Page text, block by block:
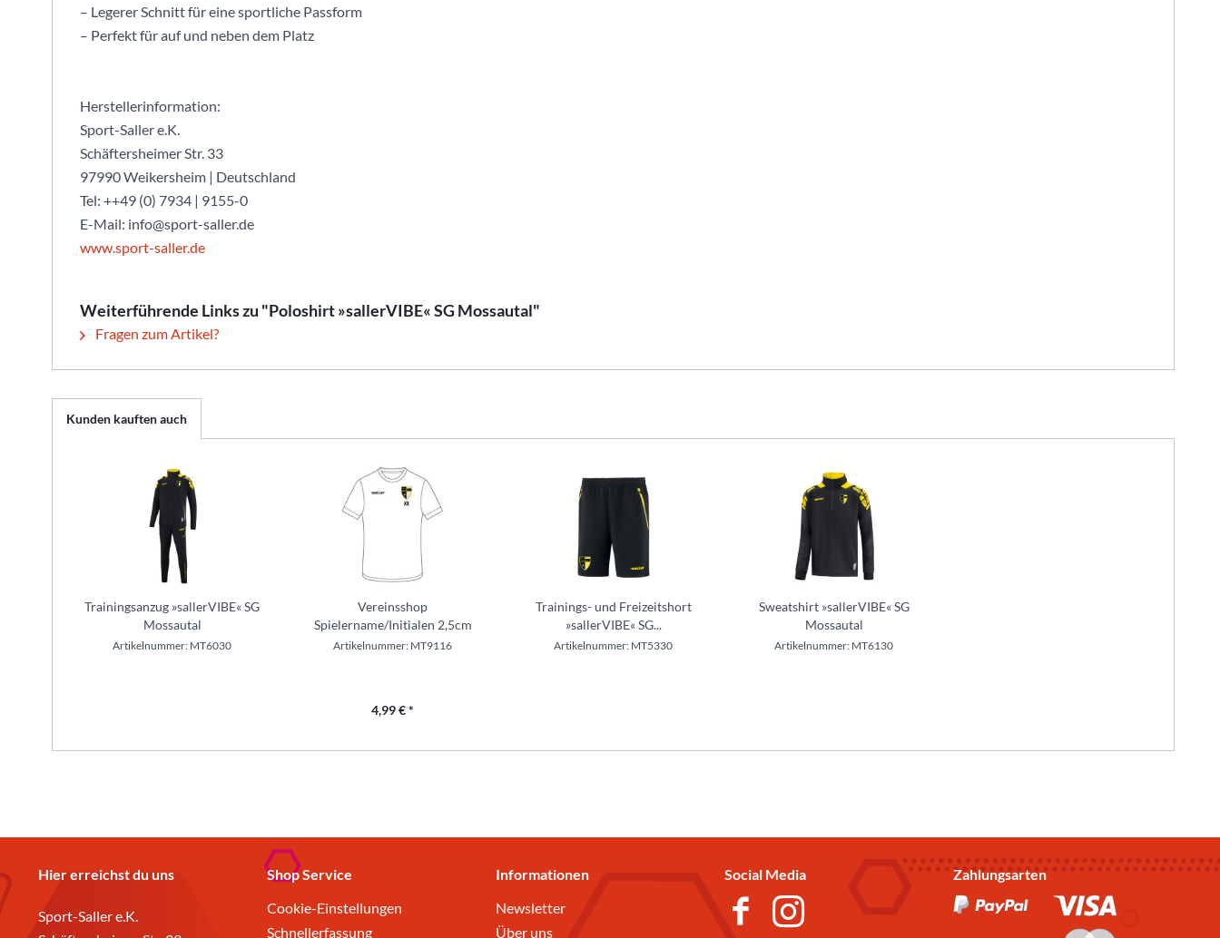
– Legerer Schnitt für eine sportliche Passform
– Perfekt für auf und neben dem Platz
Herstellerinformation:
Sport-Saller e.K.
Schäftersheimer Str. 33
97990 Weikersheim | Deutschland
Tel: ++49 (0) 7934 | 9155-0
E-Mail: info@sport-saller.de
www.sport-saller.de
Weiterführende Links zu "Poloshirt »sallerVIBE« SG Mossautal"
Fragen zum Artikel?
Kunden kauften auch
Trainingsanzug »sallerVIBE« SG
Mossautal
Artikelnummer: MT6030
Vereinsshop
Spielername/Initialen 2,5cm
Artikelnummer: MT9116
4,99 € *
Trainings- und Freizeitshort
»sallerVIBE« SG...
Artikelnummer: MT5330
Sweatshirt »sallerVIBE« SG
Mossautal
Artikelnummer: MT6130
Hier erreichst du uns
Sport-Saller e.K.
Shop Service
Cookie-Einstellungen
Schnellerfassung
Informationen
Newsletter
Über uns
Social Media Zahlungsarten